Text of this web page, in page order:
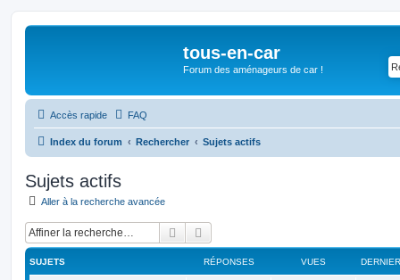
tous-en-car
Forum des aménageurs de car !
Accès rapide FAQ
Index du forum Rechercher Sujets actifs
Sujets actifs
Aller à la recherche avancée
Rechercher
SUJETS RÉPONSES VUES